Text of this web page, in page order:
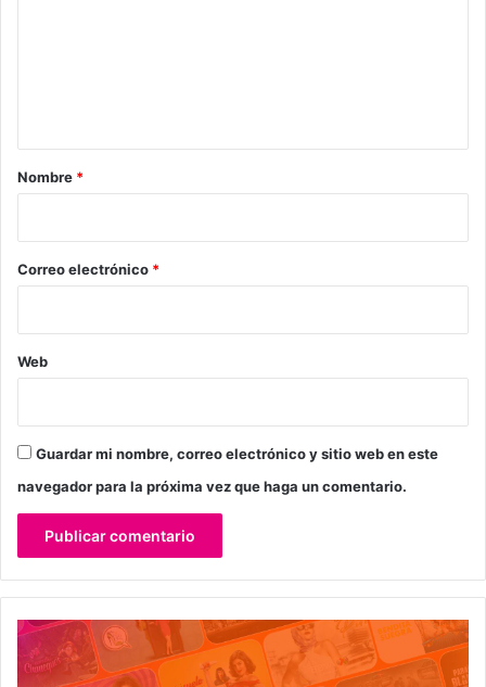
r
*
Nombre *
Correo electrónico *
Web
Guardar mi nombre, correo electrónico y sitio web en este
navegador para la próxima vez que haga un comentario.